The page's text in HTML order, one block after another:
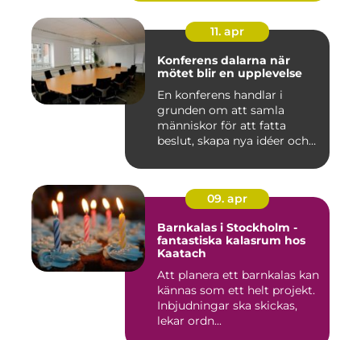
11. apr
Konferens dalarna när
mötet blir en upplevelse
En konferens handlar i
grunden om att samla
människor för att fatta
beslut, skapa nya idéer och
09. apr
Barnkalas i Stockholm -
fantastiska kalasrum hos
Kaatach
Att planera ett barnkalas kan
kännas som ett helt projekt.
Inbjudningar ska skickas,
lekar ordn...